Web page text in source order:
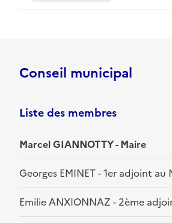
Conseil municipal
Liste des membres
Marcel GIANNOTTY - Maire
Georges EMINET - 1er adjoint au
Emilie ANXIONNAZ - 2ème